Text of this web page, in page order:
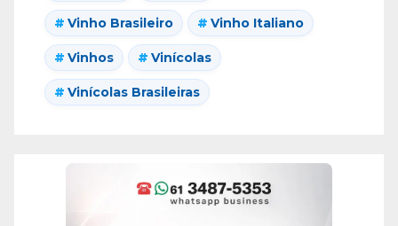
Vinho Brasileiro Vinho Italiano
Vinhos Vinícolas
Vinícolas Brasileiras